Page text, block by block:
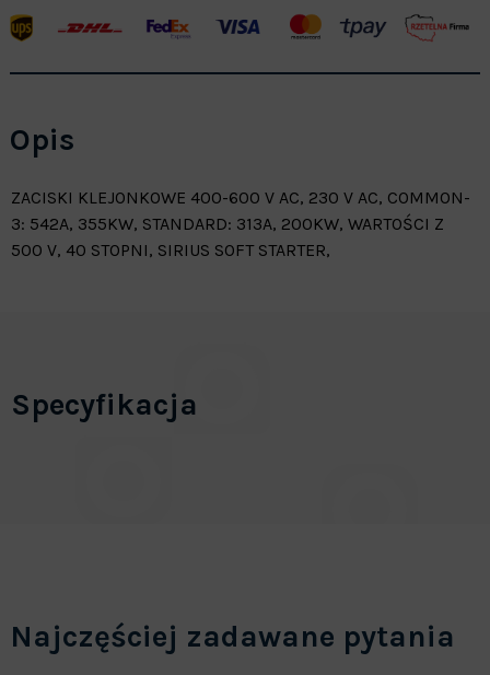
Opis
ZACISKI KLEJONKOWE 400-600 V AC, 230 V AC, COMMON-
3: 542A, 355KW, STANDARD: 313A, 200KW, WARTOŚCI Z
500 V, 40 STOPNI, SIRIUS SOFT STARTER,
Specyfikacja
Najczęściej zadawane pytania